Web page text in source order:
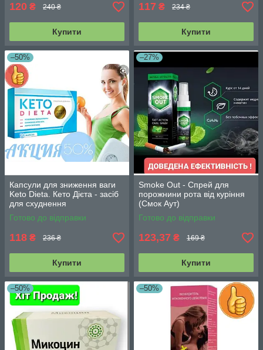
120 ₴ 240 ₴
Купити
117 ₴ 234 ₴
Купити
–50%
Капсули для зниження ваги
Keto Dieta. Кето Дієта - засіб
для схуднення
Готово до відправки
118 ₴ 236 ₴
Купити
–27%
Smoke Out - Спрей для
порожнини рота від куріння
(Смок Аут)
Готово до відправки
123,37 ₴ 169 ₴
Купити
–50% –50%